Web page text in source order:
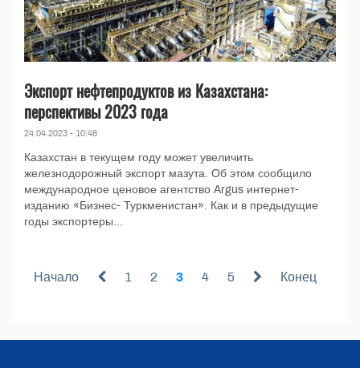
Экспорт нефтепродуктов из Казахстана:
перспективы 2023 года
24.04.2023 - 10:48
Казахстан в текущем году может увеличить
железнодорожный экспорт мазута. Об этом сообщило
международное ценовое агентство Argus интернет-
изданию «Бизнес- Туркменистан». Как и в предыдущие
годы экспортеры...
Начало 1 2 3 4 5 Конец